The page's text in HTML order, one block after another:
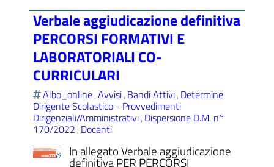
Verbale aggiudicazione definitiva
PERCORSI FORMATIVI E
LABORATORIALI CO-
CURRICULARI
Albo_online,Avvisi, Bandi Attivi, Determine
Dirigente Scolastico - Provvedimenti
Dirigenziali/Amministrativi, Dispersione D.M. n°
170/2022, Docenti
In allegato Verbale aggiudicazione
definitiva PER PERCORSI